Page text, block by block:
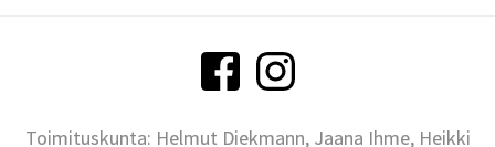
Toimituskunta: Helmut Diekmann, Jaana Ihme, Heikki